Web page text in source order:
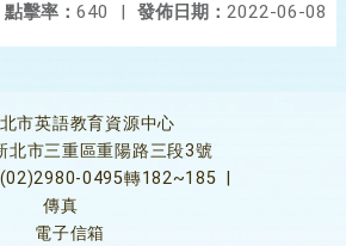
發佈日期： 2022-06-08
點擊率： 640 |
市英語教育資源中心
北市三重區重陽路三段3號
(02)2980-0495轉182~185
傳真
電子信箱